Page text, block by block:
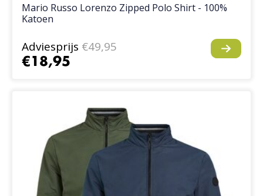
Mario Russo Lorenzo Zipped Polo Shirt - 100%
Katoen
Adviesprijs €49,95
€18,95